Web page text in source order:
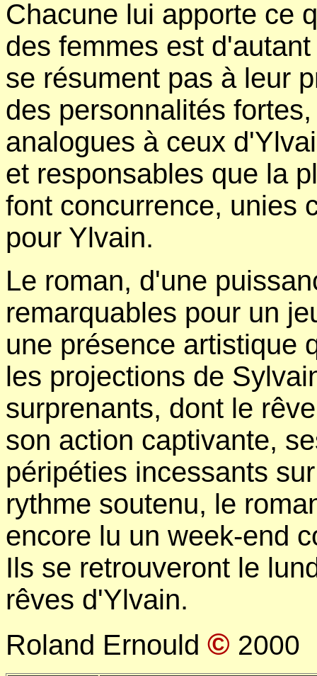
Chacune lui apporte ce
des femmes est
se résument pas à leur
des personnalités
analogues à ceux
et responsables que la
font concurrence, unies
pour Ylvain.
Le roman, d'une
remarquables pour un
une présence artistique
les projections de
surprenants, dont le
son action captivante,
péripéties incessants
rythme soutenu, le
encore lu un week-end
Ils se retrouveront le
rêves d'Ylvain.
Roland Ernould © 2000